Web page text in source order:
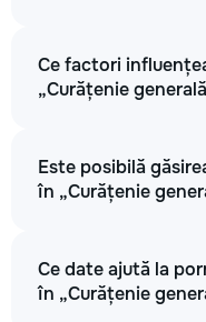
Ce factori
„Curățenie
Este posibilă
în „Curățenie
Ce date ajută la
în „Curățenie